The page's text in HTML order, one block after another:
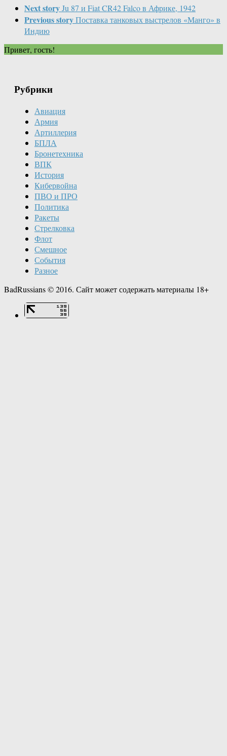
Next storyJu 87 и Fiat CR42 Falco в Африке, 1942
Previous storyПоставка танковых выстрелов «Манго» в
Индию
Привет, гость!
Рубрики
Авиация
Армия
Артиллерия
БПЛА
Бронетехника
ВПК
История
Кибервойна
ПВО и ПРО
Политика
Ракеты
Стрелковка
Флот
Смешное
События
Разное
BadRussians © 2016. Сайт может содержать материалы 18+